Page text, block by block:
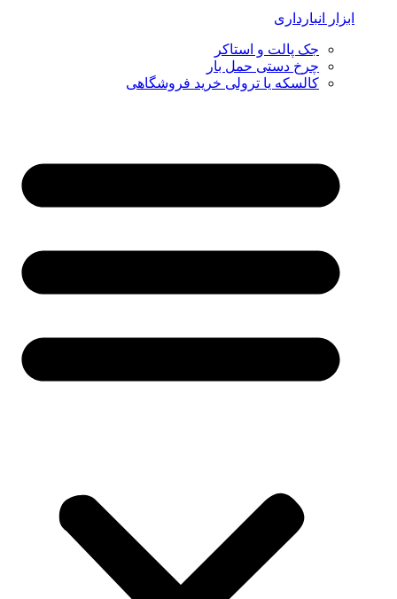
ابزار انبارداری
جک پالت و استاکر
چرخ دستی حمل بار
کالسکه یا ترولی خرید فروشگاهی